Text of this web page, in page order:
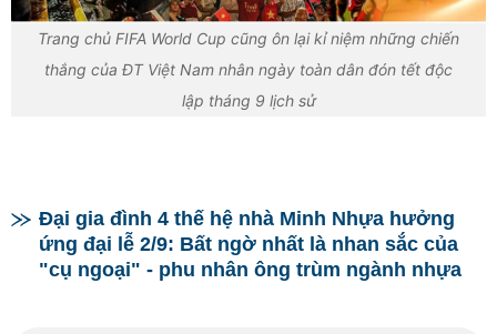
Trang chủ FIFA World Cup cũng ôn lại kỉ niệm những chiến
thắng của ĐT Việt Nam nhân ngày toàn dân đón tết độc
lập tháng 9 lịch sử
Đại gia đình 4 thế hệ nhà Minh Nhựa hưởng
ứng đại lễ 2/9: Bất ngờ nhất là nhan sắc của
"cụ ngoại" - phu nhân ông trùm ngành nhựa